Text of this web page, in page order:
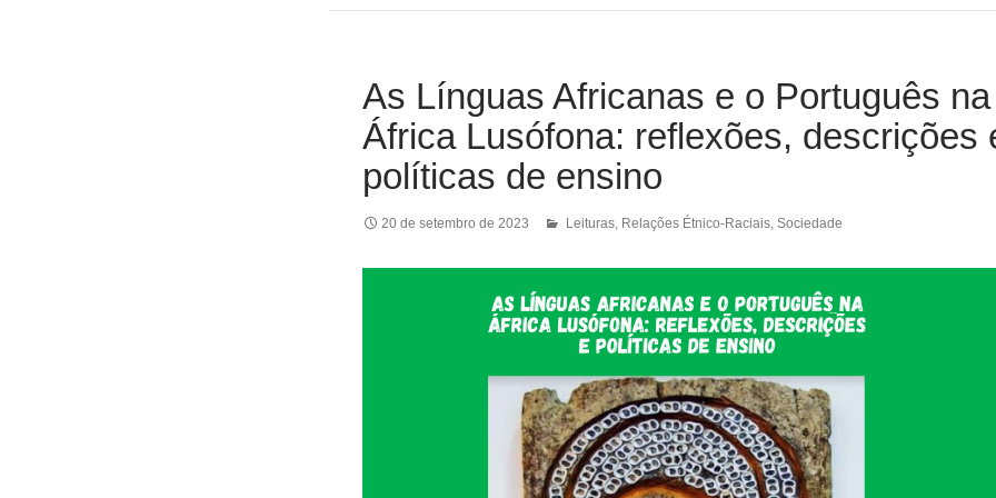
As Línguas Africanas e o Português na
África Lusófona: reflexões, descrições
políticas de ensino
20 de setembro de 2023 Leituras, Relações Étnico-Raciais, Sociedade